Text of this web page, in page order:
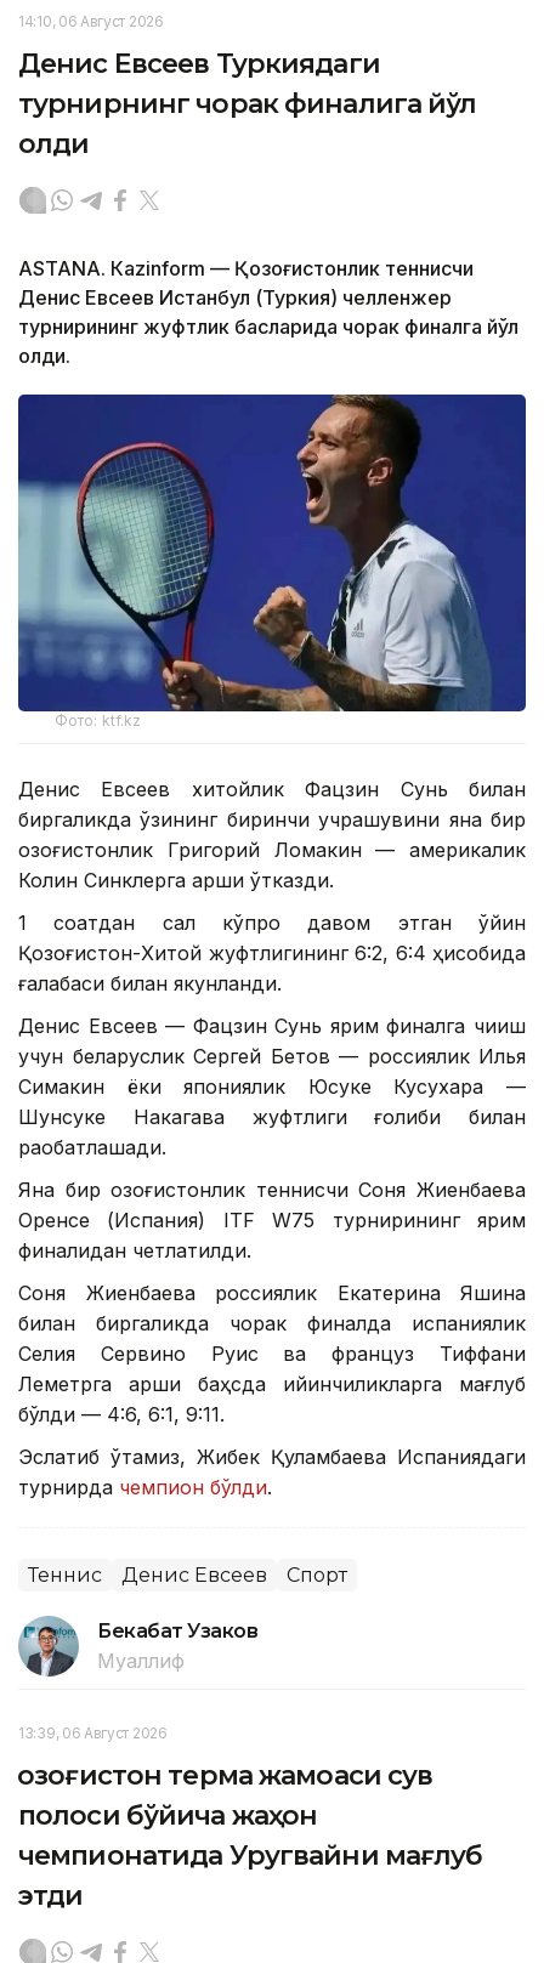
14:10, 06 Август 2026
Денис Евсеев Туркиядаги
турнирнинг чорак финалига йўл
олди
ASTANА. Кazinform — Қозоғистонлик теннисчи
Денис Евсеев Истанбул (Туркия) челленжер
турнирининг жуфтлик баҳсларида чорак финалга йўл
олди.
Фото: ktf.kz
Денис Евсеев хитойлик Фацзин Сунь билан
биргаликда ўзининг биринчи учрашувини яна бир
қозоғистонлик Григорий Ломакин — америкалик
Колин Синклерга қарши ўтказди.
1 соатдан сал кўпроқ давом этган ўйин
Қозоғистон-Хитой жуфтлигининг 6:2, 6:4 ҳисобида
ғалабаси билан якунланди.
Денис Евсеев — Фацзин Сунь ярим финалга чиқиш
учун беларуслик Сергей Бетов — россиялик Илья
Симакин ёки япониялик Юсуке Кусухара —
Шунсуке Накагава жуфтлиги ғолиби билан
рақобатлашади.
Яна бир қозоғистонлик теннисчи Соня Жиенбаева
Оренсе (Испания) ITF W75 турнирининг ярим
финалидан четлатилди.
Соня Жиенбаева россиялик Екатерина Яшина
билан биргаликда чорак финалда испаниялик
Селия Сервино Руис ва француз Тиффани
Леметрга қарши баҳсда қийинчиликларга мағлуб
бўлди — 4:6, 6:1, 9:11.
Эслатиб ўтамиз, Жибек Қуламбаева Испаниядаги
турнирда чемпион бўлди.
Теннис Денис Евсеев Спорт
Бекабат Узаков
Муаллиф
13:39, 06 Август 2026
Қозоғистон терма жамоаси сув
полоси бўйича жаҳон
чемпионатида Уругвайни мағлуб
этди